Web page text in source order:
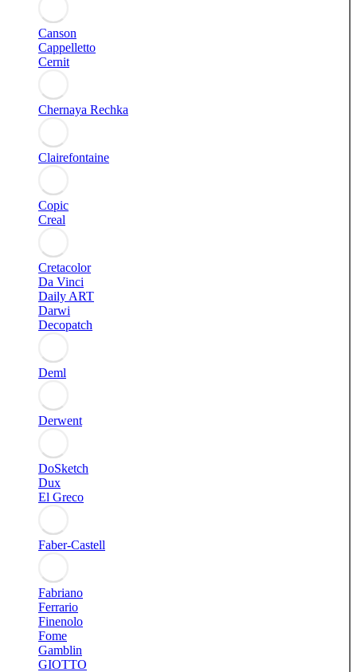
Canson
Cappelletto
Cernit
Chernaya Rechka
Clairefontaine
Copic
Creal
Cretacolor
Da Vinci
Daily ART
Darwi
Decopatch
Deml
Derwent
DoSketch
Dux
El Greco
Faber-Castell
Fabriano
Ferrario
Finenolo
Fome
Gamblin
GIOTTO